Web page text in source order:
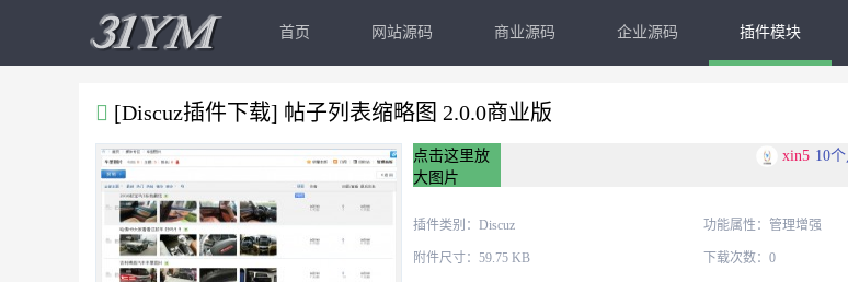
首页 网站源码 商业源码 企业源码 插件模块
[Discuz插件下载] 帖子列表缩略图 2.0.0商业版
rhfsj 11
插件类别： Discuz 功能属性：管理增强
附件尺寸：59.75 KB 下载次数：0
点击这里放
大图片